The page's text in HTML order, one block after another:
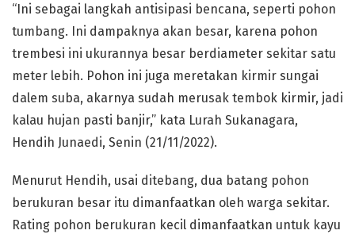
“Ini sebagai langkah antisipasi bencana, seperti pohon
tumbang. Ini dampaknya akan besar, karena pohon
trembesi ini ukurannya besar berdiameter sekitar satu
meter lebih. Pohon ini juga meretakan kirmir sungai
dalem suba, akarnya sudah merusak tembok kirmir, jadi
kalau hujan pasti banjir,” kata Lurah Sukanagara,
Hendih Junaedi, Senin (21/11/2022).
Menurut Hendih, usai ditebang, dua batang pohon
berukuran besar itu dimanfaatkan oleh warga sekitar.
Rating pohon berukuran kecil dimanfaatkan untuk kayu